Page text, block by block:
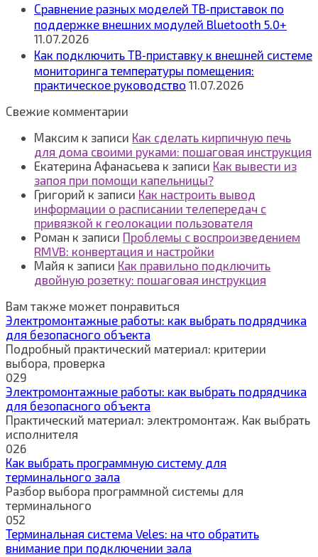
Сравнение разных моделей ТВ‑приставок по
поддержке внешних модулей Bluetooth 5.0+
11.07.2026
Как подключить ТВ‑приставку к внешней системе
мониторинга температуры помещения:
практическое руководство 11.07.2026
Свежие комментарии
Максим к записи Как сделать кирпичную печь
для дома своими руками: пошаговая инструкция
Екатерина Афанасьева к записи Как вывести из
запоя при помощи капельницы?
Григорий к записи Как настроить вывод
информации о расписании телепередач с
привязкой к геолокации пользователя
Роман к записи Проблемы с воспроизведением
RMVB: конвертация и настройки
Майя к записи Как правильно подключить
двойную розетку: пошаговая инструкция
Вам также может понравиться
Электромонтажные работы: как выбрать подрядчика
для безопасного объекта
Подробный практический материал: критерии
выбора, проверка
029
Электромонтажные работы: как выбрать подрядчика
для безопасного объекта
Практический материал: электромонтаж. Как выбрать
исполнителя
026
Как выбрать программную систему для
терминального зала
Разбор выбора программной системы для
терминального
052
Терминальная система Veles: на что обратить
внимание при подключении зала